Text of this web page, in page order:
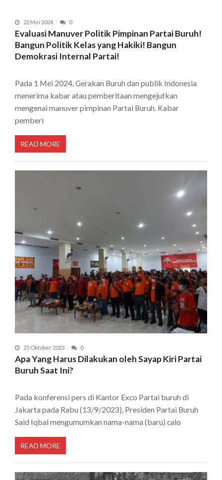
22 Mei 2024 0
Evaluasi Manuver Politik Pimpinan Partai Buruh!
Bangun Politik Kelas yang Hakiki! Bangun
Demokrasi Internal Partai!
Pada 1 Mei 2024, Gerakan Buruh dan publik Indonesia
menerima kabar atau pemberitaan mengejutkan
mengenai manuver pimpinan Partai Buruh. Kabar
pemberi
READ MORE
25 Oktober 2023 0
Apa Yang Harus Dilakukan oleh Sayap Kiri Partai
Buruh Saat Ini?
Pada konferensi pers di Kantor Exco Partai buruh di
Jakarta pada Rabu (13/9/2023), Presiden Partai Buruh
Said Iqbal mengumumkan nama-nama (baru) calo
READ MORE